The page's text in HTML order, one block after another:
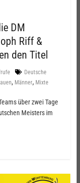
DM
Riff &
den Titel
Deutsche
, Männer, Mixte
über zwei Tage
Meisters im